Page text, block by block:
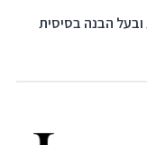
ובעל הבנה בסיסית